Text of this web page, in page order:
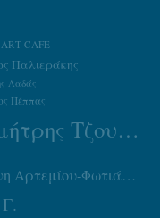
CAFE
Παλιεράκης
Λαδάς
Πέππας
Δημήτρης Τζουμάκας
Ελένη Αρτεμίου-Φωτιάδου